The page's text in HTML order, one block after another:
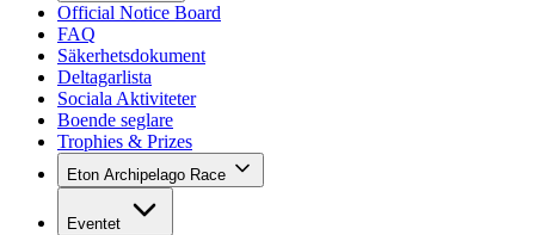
Official Notice Board
FAQ
Säkerhetsdokument
Deltagarlista
Sociala Aktiviteter
Boende seglare
Trophies & Prizes
Eton Archipelago Race
Eventet